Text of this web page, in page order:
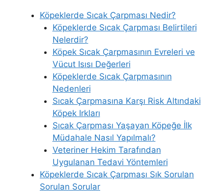
Köpeklerde Sıcak Çarpması Nedir?
Köpeklerde Sıcak Çarpması Belirtileri
Nelerdir?
Köpek Sıcak Çarpmasının Evreleri ve
Vücut Isısı Değerleri
Köpeklerde Sıcak Çarpmasının
Nedenleri
Sıcak Çarpmasına Karşı Risk Altındaki
Köpek Irkları
Sıcak Çarpması Yaşayan Köpeğe İlk
Müdahale Nasıl Yapılmalı?
Veteriner Hekim Tarafından
Uygulanan Tedavi Yöntemleri
Köpeklerde Sıcak Çarpması Sık Sorulan
Sorulan Sorular